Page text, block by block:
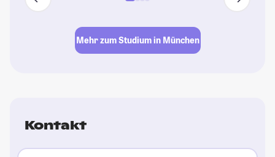
Mehr zum Studium in München
Kontakt